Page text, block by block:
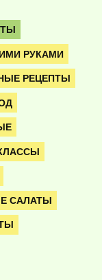
РУКАМИ
РЕЦЕПТЫ
САЛАТЫ